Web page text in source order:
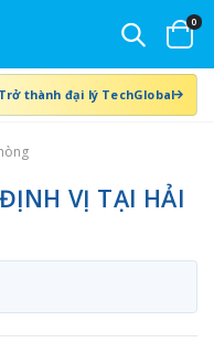
0
thành đại lý TechGlobal
VỊ TẠI HẢI